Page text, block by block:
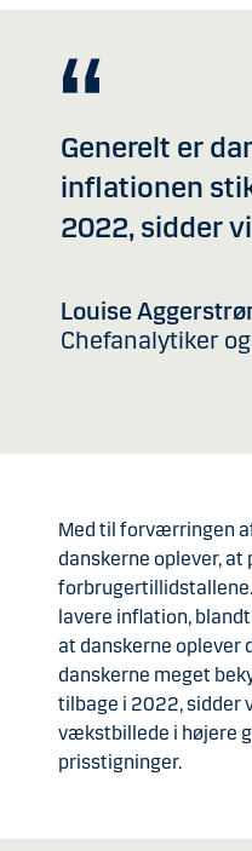
Generelt er
inflationen
2022, sidder
Louise
Chefanalytiker
Med til forværringen
danskerne oplever,
lavere inflation,
at danskerne oplever
danskerne meget
tilbage i 2022, sidder
vækstbillede i højere
prisstigninger.